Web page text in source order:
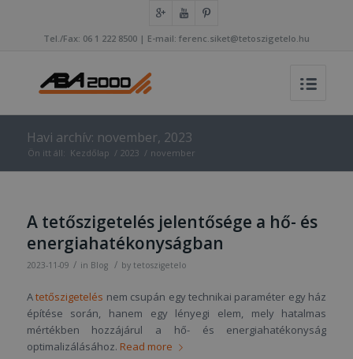
Tel./Fax: 06 1 222 8500 | E-mail: ferenc.siket@tetoszigetelo.hu
Havi archív: november, 2023
Ön itt áll: Kezdőlap / 2023 / november
A tetőszigetelés jelentősége a hő- és
energiahatékonyságban
2023-11-09 / in Blog / by tetoszigetelo
Atetőszigetelés nem csupán egy technikai paraméter egy ház
építése során, hanem egy lényegi elem, mely hatalmas
mértékben hozzájárul a hő- és energiahatékonyság
optimalizálásához. Read more